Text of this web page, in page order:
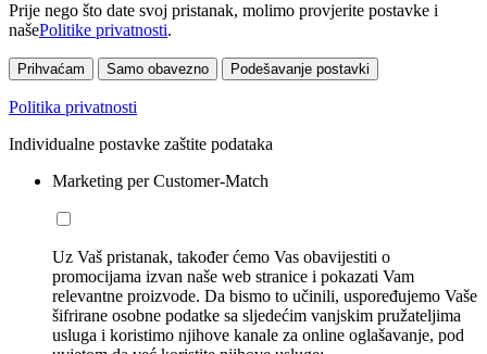
Prije nego što date svoj pristanak, molimo provjerite postavke i
našePolitike privatnosti.
Prihvaćam Samo obavezno Podešavanje postavki
Politika privatnosti
Individualne postavke zaštite podataka
Marketing per Customer-Match
Uz Vaš pristanak, također ćemo Vas obavijestiti o
promocijama izvan naše web stranice i pokazati Vam
relevantne proizvode. Da bismo to učinili, uspoređujemo Vaše
šifrirane osobne podatke sa sljedećim vanjskim pružateljima
usluga i koristimo njihove kanale za online oglašavanje, pod